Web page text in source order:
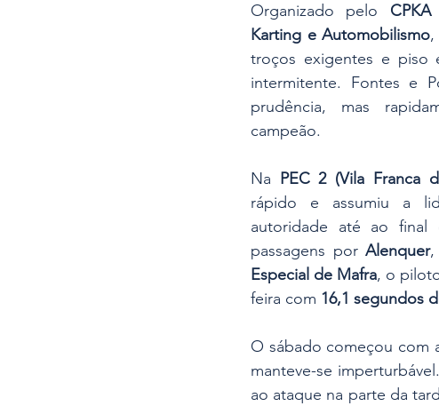
Organizado pelo
Karting e Automobilismo,
troços exigentes e piso
intermitente. Fontes e
prudência, mas
campeão.
Na PEC 2 (Vila Franca
rápido e assumiu a
autoridade até ao final
passagens por Alenquer,
Especial de Mafra, o
feira com 16,1 segundos
O sábado começou com
manteve-se
ao ataque na parte da